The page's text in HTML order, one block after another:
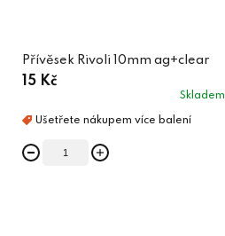
Přívěsek Rivoli 10mm ag+clear
15 Kč
Skladem